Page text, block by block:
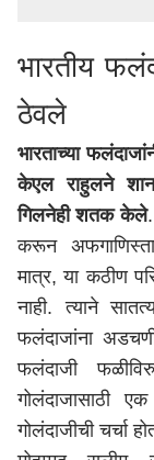
भारतीय
ठेवले
भारताच्या
केएल राहुलने
गिलनेही शतक केले
करून
मात्र, या कठीण
नाही. त्याने
फलंदाजांना
फलंदाजी
गोलंदाजासाठी
गोलंदाजीची चर्चा